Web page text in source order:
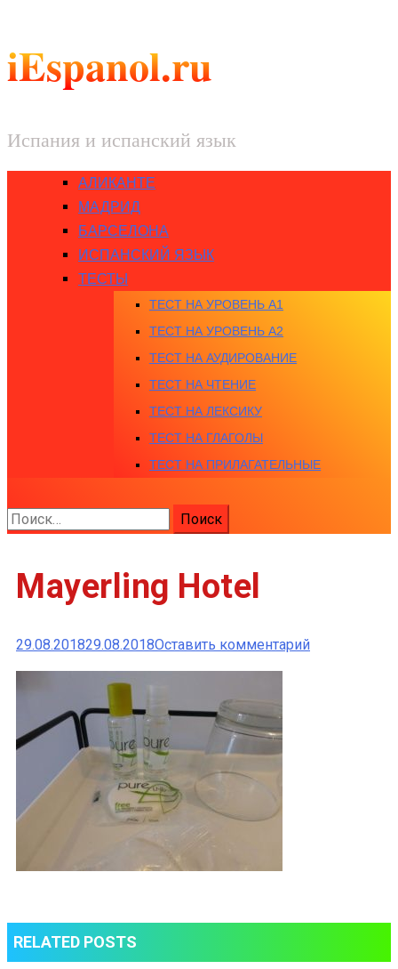
iEspanol.ru
Испания и испанский язык
АЛИКАНТЕ
МАДРИД
БАРСЕЛОНА
ИСПАНСКИЙ ЯЗЫК
ТЕСТЫ
ТЕСТ НА УРОВЕНЬ A1
ТЕСТ НА УРОВЕНЬ A2
ТЕСТ НА АУДИРОВАНИЕ
ТЕСТ НА ЧТЕНИЕ
ТЕСТ НА ЛЕКСИКУ
ТЕСТ НА ГЛАГОЛЫ
ТЕСТ НА ПРИЛАГАТЕЛЬНЫЕ
Найти:
Mayerling Hotel
29.08.201829.08.2018Оставить комментарийк
RELATED POSTS